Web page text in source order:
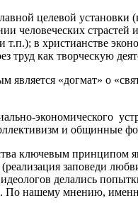
целевой
человеческих
т.п.); в христианстве
труд как творческую
является «догмат» о
экономического
и общинные
ключевым принципом
заповеди
делались
По нашему мнению,